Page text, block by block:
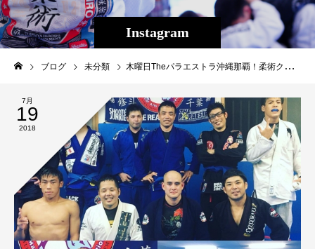
Instagram
ブログ 未分類 木曜日Theパラエストラ沖縄那覇！柔術クラスに英国からケーシーさん（茶帯）が出稽古に来てくれました！ 柔術歴10年のケーシーさんはストライプも三本あり、黒帯も間もなくという実力者でした。 スパーリングを沢山してくれて、 最後に何か１つテクニック教えてくれませんかー？ とお願いすると「sure!」と笑顔で一言。 英国仕込みのテクニックを披露してくれて最終的にはオリジナルテクニックのシーロックも含め沢山の技を教えてくれました。 文化や言葉が違うと、柔術のテクニックやニュアンスも違ってきます。 素晴らしき柔術。 非常に勉強になりました！ nice guyのケーシーさん、ありがとうございました！ #パラエストラ #沖縄 #那覇 #与儀 #MMA #shooto #コザ #総合格闘技 #修斗 #キックボクシング #柔術 #jiujitsu #ダイエット
7月
19
2018